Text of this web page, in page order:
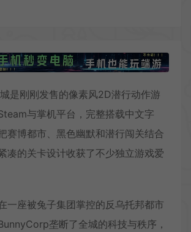
是刚刚发售的像素风2D潜行动作游
与掌机平台，完整搭载中文字
赛博都市、黑色幽默和潜行闯关结合
凑的关卡设计收获了不少独立游戏爱
一座被兔子集团掌控的反乌托邦都市
垄断了全城的科技与秩序，